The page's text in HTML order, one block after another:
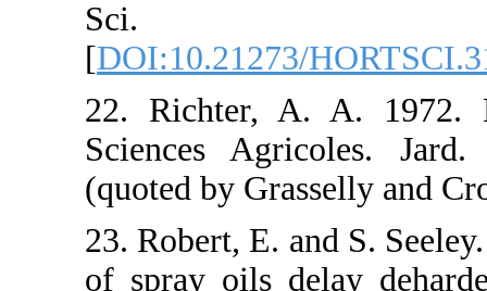
[
22. Richter,
Sciences
(quoted by
23. Robert, E.
of spray oils